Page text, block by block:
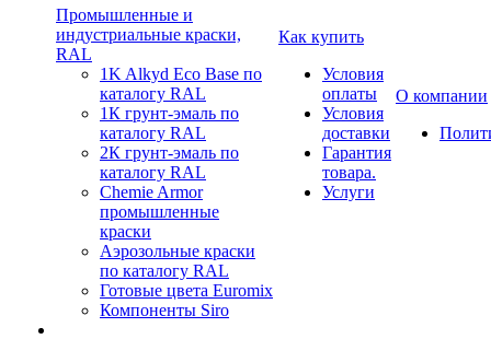
Промышленные и
индустриальные краски,
RAL
1K Alkyd Eco Base по
каталогу RAL
1К грунт-эмаль по
каталогу RAL
2К грунт-эмаль по
каталогу RAL
Chemie Armor
промышленные
краски
Аэрозольные краски
по каталогу RAL
Готовые цвета Euromix
Компоненты Siro
Как купить
Условия
оплаты
Условия
доставки
Гарантия
товара.
Услуги
О компании